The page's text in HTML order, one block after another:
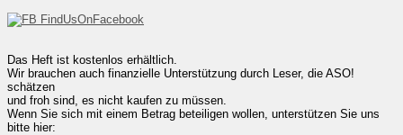
Das Heft ist kostenlos erhältlich.
Wir brauchen auch finanzielle Unterstützung durch Leser, die ASO!
schätzen
und froh sind, es nicht kaufen zu müssen.
Wenn Sie sich mit einem Betrag beteiligen wollen, unterstützen Sie uns
bitte hier: